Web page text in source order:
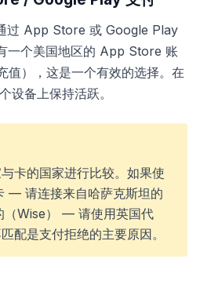
过 App Store 或 Google Play
一个美国地区的 App Store 账
值），这是一个有效的选择。在
设备上保持活跃。
卡的国家进行比较。如果使
— 请连接来自哈萨克斯坦的
（Wise） — 请使用英国代
配是支付拒绝的主要原因。